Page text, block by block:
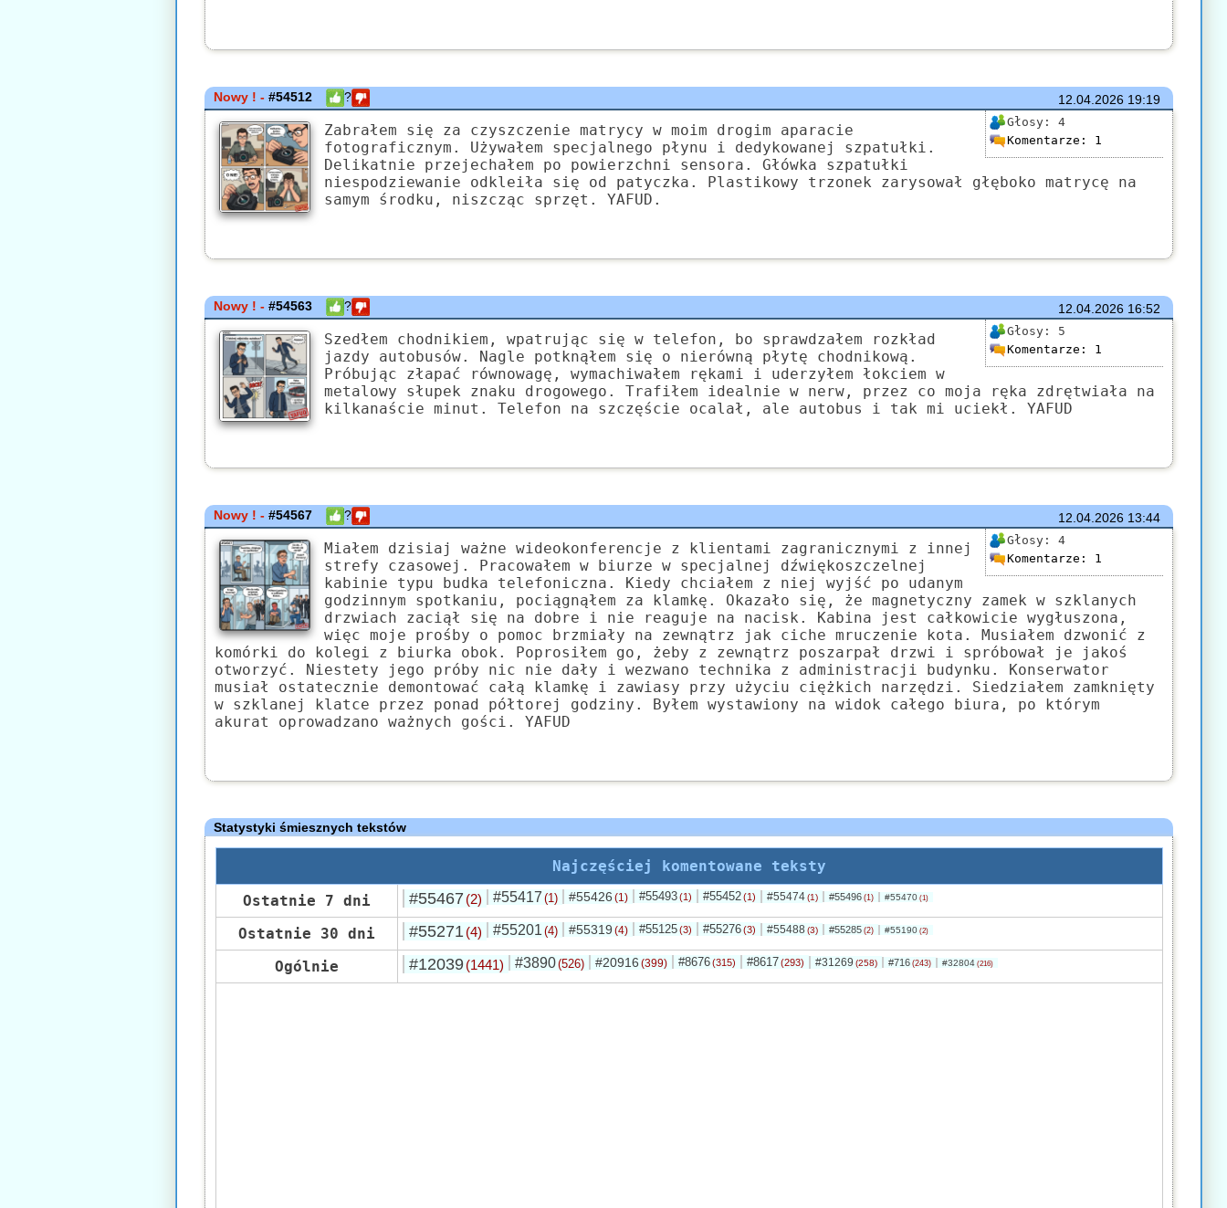
12.04.202619:19
Nowy ! -#54512 ?
Głosy: 4
Komentarze: 1
Zabrałem się za czyszczenie matrycy w moim drogim aparacie
fotograficznym. Używałem specjalnego płynu i dedykowanej szpatułki.
Delikatnie przejechałem po powierzchni sensora. Główka szpatułki
niespodziewanie odkleiła się od patyczka. Plastikowy trzonek zarysował głęboko matrycę na
samym środku, niszcząc sprzęt. YAFUD.
12.04.202616:52
Nowy ! -#54563 ?
Głosy: 5
Komentarze: 1
Szedłem chodnikiem, wpatrując się w telefon, bo sprawdzałem rozkład
jazdy autobusów. Nagle potknąłem się o nierówną płytę chodnikową.
Próbując złapać równowagę, wymachiwałem rękami i uderzyłem łokciem w
metalowy słupek znaku drogowego. Trafiłem idealnie w nerw, przez co moja ręka zdrętwiała na
kilkanaście minut. Telefon na szczęście ocalał, ale autobus i tak mi uciekł. YAFUD
12.04.202613:44
Nowy ! -#54567 ?
Głosy: 4
Komentarze: 1
Miałem dzisiaj ważne wideokonferencje z klientami zagranicznymi z innej
strefy czasowej. Pracowałem w biurze w specjalnej dźwiękoszczelnej
kabinie typu budka telefoniczna. Kiedy chciałem z niej wyjść po udanym
godzinnym spotkaniu, pociągnąłem za klamkę. Okazało się, że magnetyczny zamek w szklanych
drzwiach zaciął się na dobre i nie reaguje na nacisk. Kabina jest całkowicie wygłuszona,
więc moje prośby o pomoc brzmiały na zewnątrz jak ciche mruczenie kota. Musiałem dzwonić z
komórki do kolegi z biurka obok. Poprosiłem go, żeby z zewnątrz poszarpał drzwi i spróbował je jakoś
otworzyć. Niestety jego próby nic nie dały i wezwano technika z administracji budynku. Konserwator
musiał ostatecznie demontować całą klamkę i zawiasy przy użyciu ciężkich narzędzi. Siedziałem zamknięty
w szklanej klatce przez ponad półtorej godziny. Byłem wystawiony na widok całego biura, po którym
akurat oprowadzano ważnych gości. YAFUD
Statystyki śmiesznych tekstów
Najczęściej komentowane teksty
Ostatnie 7 dni
#55467 (2) #55417 (1) #55426 (1) #55493 (1) #55452 (1) #55474 (1) #55496 (1) #55470 (1)
Ostatnie 30 dni #55271 (4) #55201 (4) #55319 (4) #55125 (3) #55276 (3) #55488 (3) #55285 (2) #55190 (2)
Ogólnie #12039 (1441) #3890(526) #20916 (399) #8676 (315) #8617 (293) #31269 (258) #716 (243) #32804 (216)